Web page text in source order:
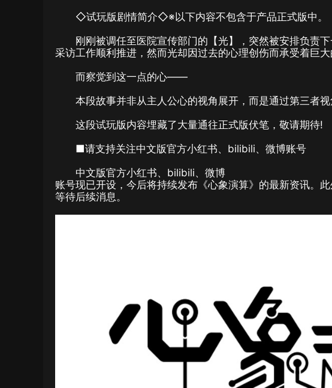
◇试玩版剧情简介◇※以下内容不包含于产品正式版中。
刚刚被调任至医院宣传部门的【光】，突然被安排负责
采访工作顺利推进，然而光却因过去的心理创伤而承受着巨大
而察觉到这一点的心——
本段故事并非从主人公心的视角展开，而是通过第三者
这段试玩版内容埋藏了大量通往正式版伏笔，敬请期待!
■请支持关注中文版官方小红书、bilibili、微博账号
中文版官方小红书、bilibili、微博
账号现已开设，今后将持续发布《心象演算》的最新资讯。
等待后续消息。